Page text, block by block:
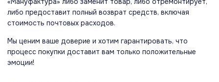
либо предоставит полный возврат средств, включая
стоимость почтовых расходов.
Мы ценим ваше доверие и хотим гарантировать, что
процесс покупки доставит вам только положительные
эмоции!